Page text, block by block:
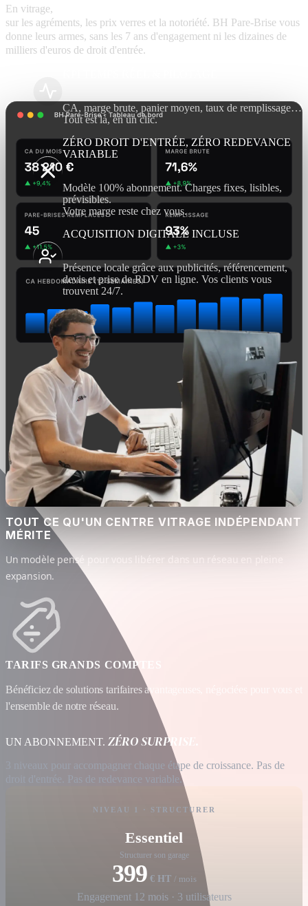
En vitrage,
sur les agréments, les prix verres et la notoriété. BH Pare-Brise vous
donne leurs armes, sans les 7 ans d'engagement ni les dizaines de
milliers d'euros de droit d'entrée.
CA, marge brute, panier moyen, taux de remplissage…
Tout est là, en un clic.
ZÉRO DROIT D'ENTRÉE, ZÉRO REDEVANCE
VARIABLE
Modèle 100% abonnement. Charges fixes, lisibles,
prévisibles.
Votre marge reste chez vous.
ACQUISITION DIGITALE INCLUSE
Présence locale grâce aux publicités, référencement,
devis et prise de RDV en ligne. Vos clients vous
trouvent 24/7.
TOUT CE QU'UN CENTRE VITRAGE INDÉPENDANT
MÉRITE
Un modèle pensé pour vous libérer dans un réseau en pleine
expansion.
TARIFS GRANDS COMPTES
Bénéficiez de solutions tarifaires avantageuses, négociées pour vous et
l'ensemble de notre réseau.
UN ABONNEMENT. ZÉRO SURPRISE.
3 niveaux pour accompagner chaque étape de croissance. Pas de
droit d'entrée. Pas de redevance variable.
NIVEAU 1 · STRUCTURER
Essentiel
Structurer son garage
399 € HT / mois
Engagement 12 mois · 3 utilisateurs